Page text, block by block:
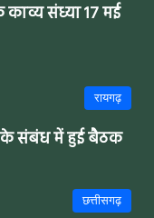
संध्या 17 मई
रायगढ़
के संबंध में हुई बैठक
छत्तीसगढ़